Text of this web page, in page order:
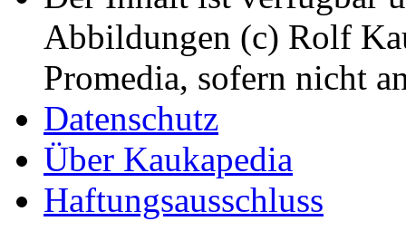
Abbildungen (c) Rolf
Promedia, sofern nicht
Datenschutz
Über Kaukapedia
Haftungsausschluss